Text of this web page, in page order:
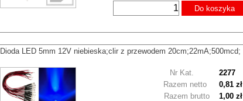
Do koszyka
Dioda LED 5mm 12V niebieska;clir z przewodem 20cm;22mA;500mcd;
Nr Kat. 2277
Razem brutto 1,00 zł
Razem netto 0,81 zł